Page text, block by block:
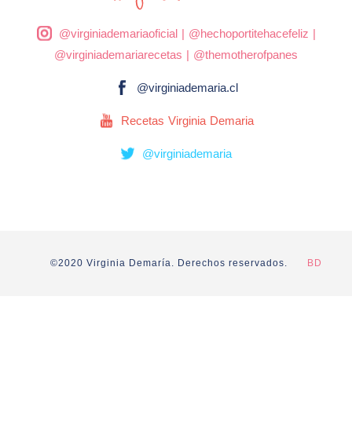
@virginiademariaoficial| @hechoportitehacefeliz |
@virginiademariarecetas | @themotherofpanes
@virginiademaria.cl
Recetas Virginia Demaria
@virginiademaria
©2020 Virginia Demaría. Derechos reservados. BD